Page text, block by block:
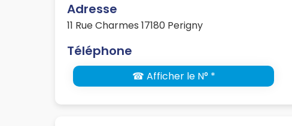
Adresse
11 Rue Charmes 17180 Perigny
Téléphone
☎ Afficher le N° *